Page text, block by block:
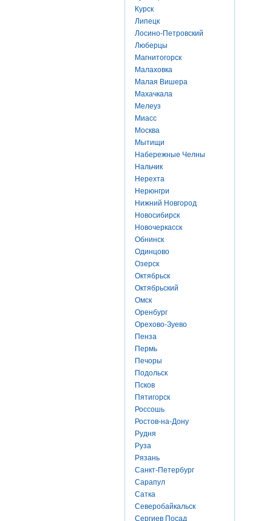
Курск
Липецк
Лосино-Петровский
Люберцы
Магнитогорск
Малаховка
Малая Вишера
Махачкала
Мелеуз
Миасс
Москва
Мытищи
Набережные Челны
Нальчик
Нерехта
Нерюнгри
Нижний Новгород
Новосибирск
Новочеркасск
Обнинск
Одинцово
Озерск
Октябрьск
Октябрьский
Омск
Оренбург
Орехово-Зуево
Пенза
Пермь
Печоры
Подольск
Псков
Пятигорск
Россошь
Ростов-на-Дону
Рудня
Руза
Рязань
Санкт-Петербург
Сарапул
Сатка
Северобайкальск
Сергиев Посад